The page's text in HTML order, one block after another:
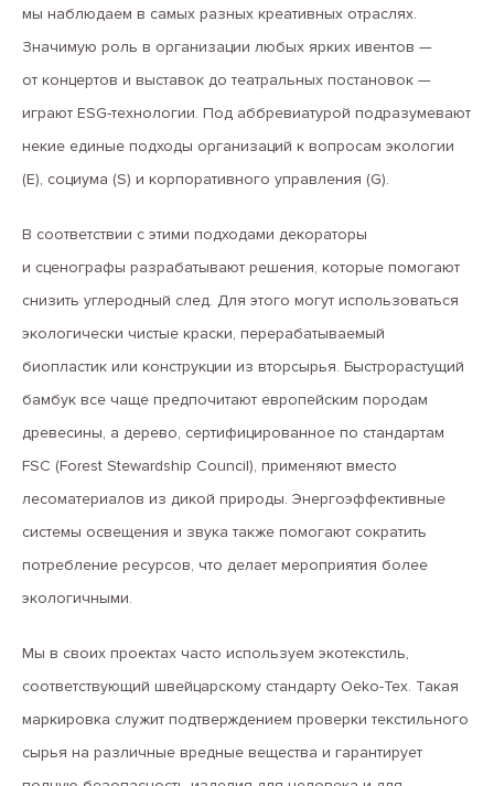
мы наблюдаем в самых разных креативных отраслях.
Значимую роль в организации любых ярких ивентов —
от концертов и выставок до театральных постановок —
играют ESG-технологии. Под аббревиатурой подразумевают
некие единые подходы организаций к вопросам экологии
(E), социума (S) и корпоративного управления (G).
В соответствии с этими подходами декораторы
и сценографы разрабатывают решения, которые помогают
снизить углеродный след. Для этого могут использоваться
экологически чистые краски, перерабатываемый
биопластик или конструкции из вторсырья. Быстрорастущий
бамбук все чаще предпочитают европейским породам
древесины, а дерево, сертифицированное по стандартам
FSC (Forest Stewardship Council), применяют вместо
лесоматериалов из дикой природы. Энергоэффективные
системы освещения и звука также помогают сократить
потребление ресурсов, что делает мероприятия более
экологичными.
Мы в своих проектах часто используем экотекстиль,
соответствующий швейцарскому стандарту Oeko-Tex. Такая
маркировка служит подтверждением проверки текстильного
сырья на различные вредные вещества и гарантирует